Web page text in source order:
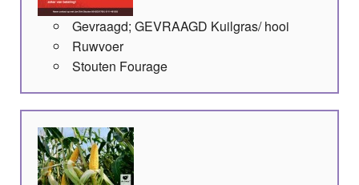
Gevraagd; GEVRAAGD Kuilgras/ hooi
Ruwvoer
Stouten Fourage